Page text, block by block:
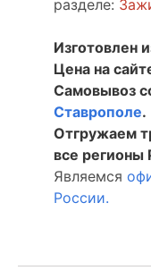
разделе:
Изготовлен
Цена на
Самовывоз
Ставрополе.
Отгружаем
все регионы
Являемся
России.